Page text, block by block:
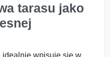
tarasu jako
idealnie wpisuje się w